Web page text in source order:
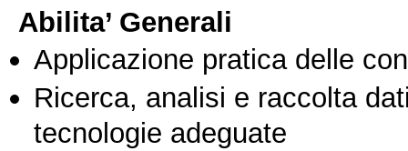
Abilita’ Generali
Applicazione pratica delle
Ricerca, analisi e raccolta
tecnologie adeguate